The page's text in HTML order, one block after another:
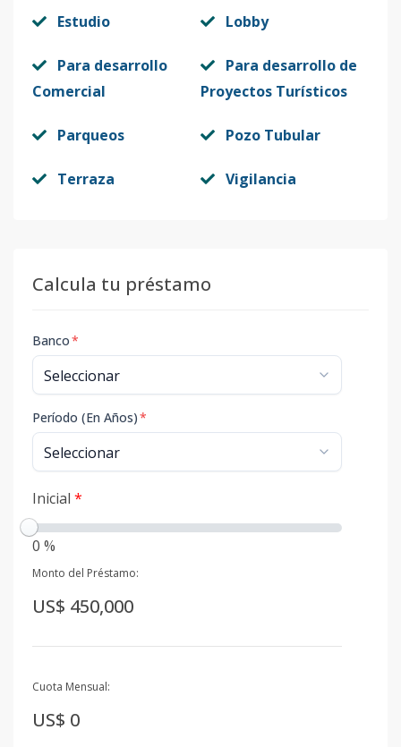
Estudio Lobby
Para desarrollo
Comercial
Para desarrollo de
Proyectos Turísticos
Parqueos Pozo Tubular
Terraza Vigilancia
Calcula tu préstamo
Banco*
Período (En Años)*
Inicial *
0 %
Monto del Préstamo:
US$ 450,000
Cuota Mensual:
US$ 0